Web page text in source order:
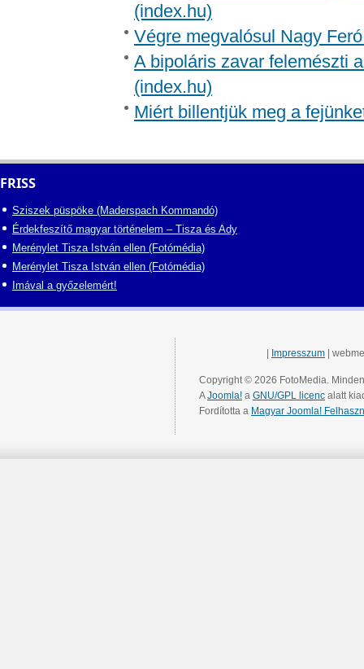
(index.hu)
Végre megvalósul Nagy
A bipoláris zavar felemészti
(index.hu)
Miért billentjük meg a
FRISS
Sziszek püspöke (Maderspach Kommandó)
Érdekfeszítő magyar történelem – Tisza és Ady
Merénylet Tisza István ellen (Fotómédia)
Merénylet Tisza István ellen (Fotómédia)
Imával a győzelemért!
Impresszum |
Copyright © 2026 FotoMedia.
AJoomla! a GNU/GPL licenc alatt
Fordította a Magyar Joomla!